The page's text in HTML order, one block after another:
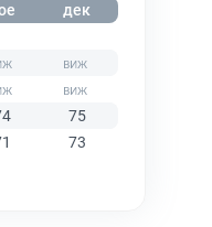
дек
75
73